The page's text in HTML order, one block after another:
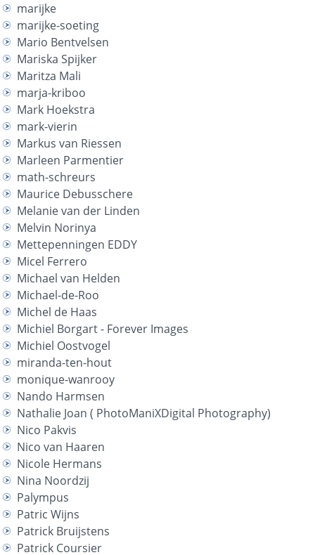
marijke
marijke-soeting
Mario Bentvelsen
Mariska Spijker
Maritza Mali
marja-kriboo
Mark Hoekstra
mark-vierin
Markus van Riessen
Marleen Parmentier
math-schreurs
Maurice Debusschere
Melanie van der Linden
Melvin Norinya
Mettepenningen EDDY
Micel Ferrero
Michael van Helden
Michael-de-Roo
Michel de Haas
Michiel Borgart - Forever Images
Michiel Oostvogel
miranda-ten-hout
monique-wanrooy
Nando Harmsen
Nathalie Joan ( PhotoManiXDigital Photography)
Nico Pakvis
Nico van Haaren
Nicole Hermans
Nina Noordzij
Palympus
Patric Wijns
Patrick Bruijstens
Patrick Coursier